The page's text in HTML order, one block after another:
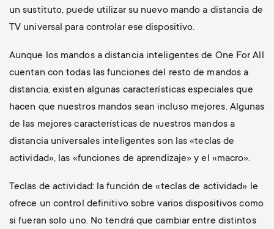
un sustituto, puede utilizar su nuevo mando a distancia de
TV universal para controlar ese dispositivo.
Aunque los mandos a distancia inteligentes de One For All
cuentan con todas las funciones del resto de mandos a
distancia, existen algunas características especiales que
hacen que nuestros mandos sean incluso mejores. Algunas
de las mejores características de nuestros mandos a
distancia universales inteligentes son las «teclas de
actividad», las «funciones de aprendizaje» y el «macro».
Teclas de actividad: la función de «teclas de actividad» le
ofrece un control definitivo sobre varios dispositivos como
si fueran solo uno. No tendrá que cambiar entre distintos